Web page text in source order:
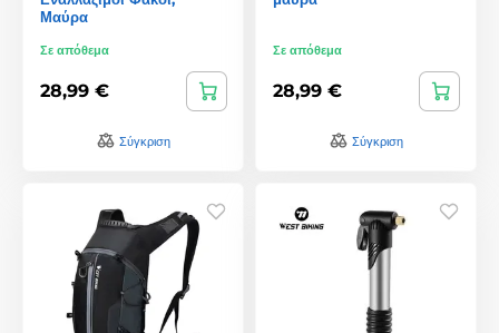
Μαύρα
Σε απόθεμα
28,99 €
Σύγκριση
Σε απόθεμα
28,99 €
Σύγκριση